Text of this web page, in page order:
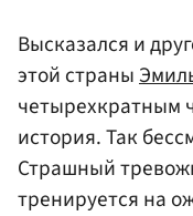
Высказался и
этой страны
четырехкратным
история. Так
Страшный
тренируется на